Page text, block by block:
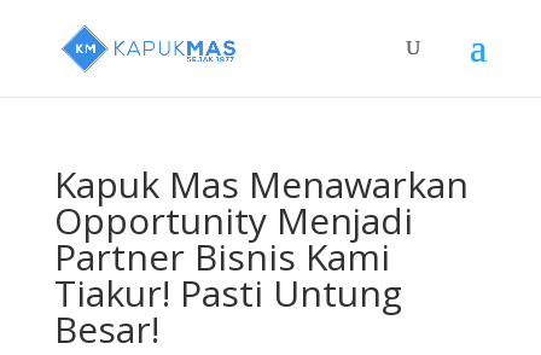
Kapuk Mas Menawarkan
Opportunity Menjadi
Partner Bisnis Kami
Tiakur! Pasti Untung
Besar!